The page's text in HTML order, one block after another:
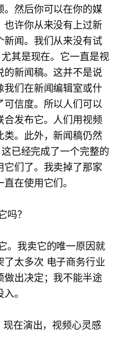
。然后你可以在你的媒
也许你从来没有上过新
新闻。我们从来没有试
尤其是现在。它一直是视
的新闻稿。这并不是说
我们在新闻编辑室或什
可信度。所以人们可以
合发布它。人们用视频
类。此外，新闻稿仍然
已经完成了一个完整的
它们了。我卖掉了那家
在使用它们。
吗？
。我卖它的唯一原因就
了太多次 电子商务行业
做出决定；我不能半途
。
现在演出，视频心灵感